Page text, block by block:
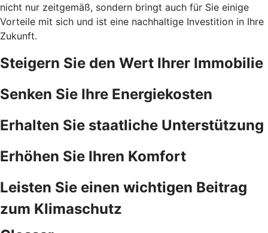
nicht nur zeitgemäß, sondern bringt auch für Sie einige
Vorteile mit sich und ist eine nachhaltige Investition in Ihre
Zukunft.
Steigern Sie den Wert Ihrer Immobilie
Senken Sie Ihre Energiekosten
Erhalten Sie staatliche Unterstützung
Erhöhen Sie Ihren Komfort
Leisten Sie einen wichtigen Beitrag
zum Klimaschutz